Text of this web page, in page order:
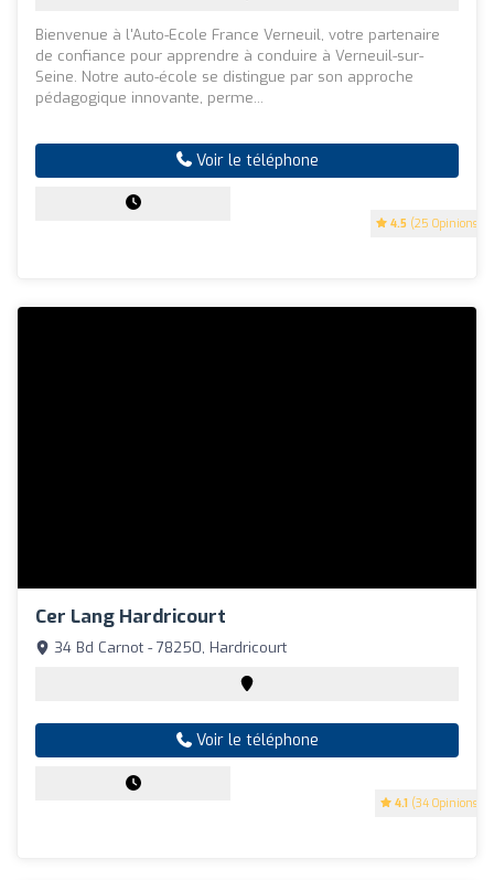
4.5 (25 Opinions)
Bienvenue à l'Auto-Ecole France Verneuil, votre partenaire
de confiance pour apprendre à conduire à Verneuil-sur-
Seine. Notre auto-école se distingue par son approche
pédagogique innovante, perme...
Voir le téléphone
Cer Lang Hardricourt
4.1 (34 Opinions)
34 Bd Carnot - 78250, Hardricourt
Voir le téléphone